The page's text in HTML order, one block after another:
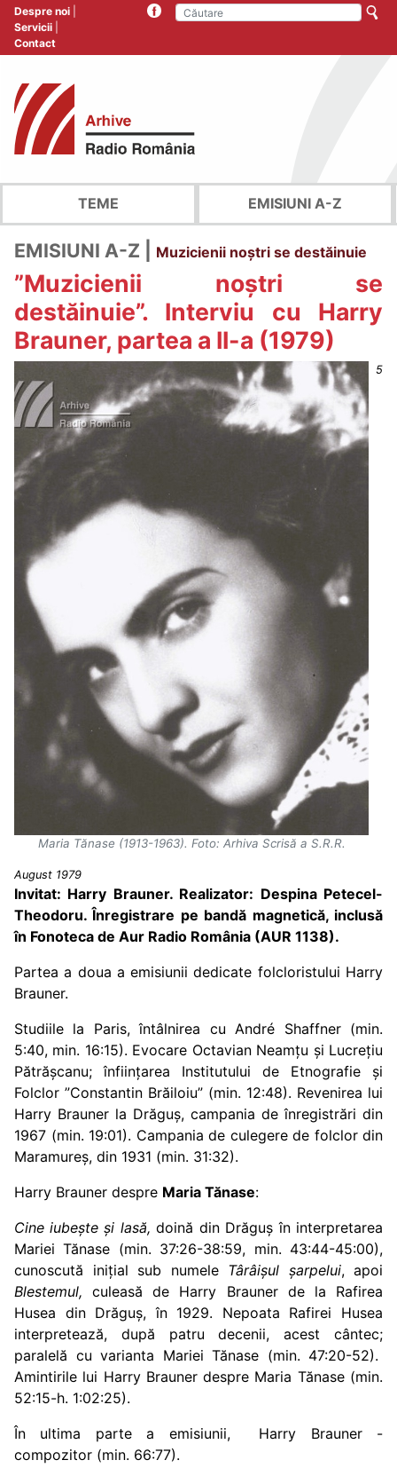
Despre noi
Servicii
Contact
TEME EMISIUNI A-Z
EMISIUNI A-Z | Muzicienii noștri se destăinuie
”Muzicienii noștri se
destăinuie”. Interviu cu Harry
Brauner, partea a II-a (1979)
Maria Tănase (1913-1963). Foto: Arhiva Scrisă a S.R.R.
5
August 1979
Invitat: Harry Brauner. Realizator: Despina Petecel-
Theodoru. Înregistrare pe bandă magnetică, inclusă
în Fonoteca de Aur Radio România (AUR 1138).
Partea a doua a emisiunii dedicate folcloristului Harry
Brauner.
Studiile la Paris, întâlnirea cu André Shaffner (min.
5:40, min. 16:15). Evocare Octavian Neamțu și Lucrețiu
Pătrășcanu; înființarea Institutului de Etnografie și
Folclor ”Constantin Brăiloiu” (min. 12:48). Revenirea lui
Harry Brauner la Drăguș, campania de înregistrări din
1967 (min. 19:01). Campania de culegere de folclor din
Maramureș, din 1931 (min. 31:32).
Harry Brauner despre Maria Tănase:
Cine iubește și lasă, doină din Drăguș în interpretarea
Mariei Tănase (min. 37:26-38:59, min. 43:44-45:00),
cunoscută inițial sub numele Târâișul șarpelui, apoi
Blestemul,culeasă de Harry Brauner de la Rafirea
Husea din Drăguș, în 1929. Nepoata Rafirei Husea
interpretează, după patru decenii, acest cântec;
paralelă cu varianta Mariei Tănase (min. 47:20-52).
Amintirile lui Harry Brauner despre Maria Tănase (min.
52:15-h. 1:02:25).
În ultima parte a emisiunii, Harry Brauner -
compozitor (min. 66:77).